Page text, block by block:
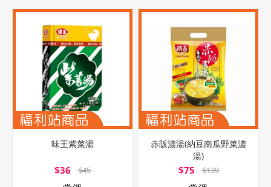
味王紫菜湯
$36 $45
赤阪濃湯(納豆南瓜野菜濃
湯)
$75 $139